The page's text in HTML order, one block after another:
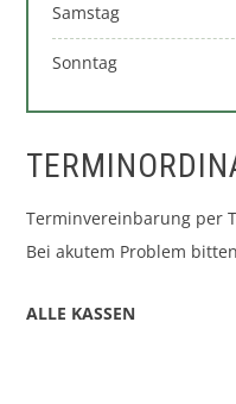
Samstag
Sonntag
Terminvereinbarung per
Bei akutem Problem
ALLE KASSEN